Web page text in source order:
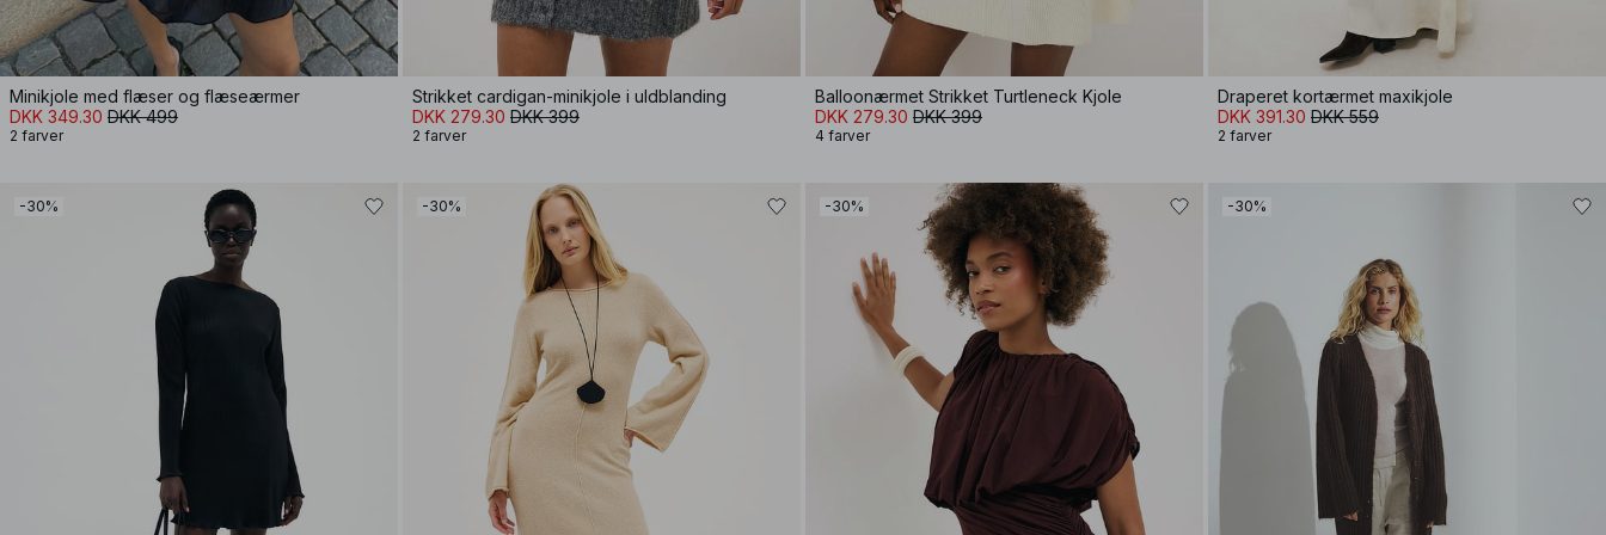
Minikjole med flæser og flæseærmer
DKK 349.30 DKK 499
2 farver
Strikket cardigan-minikjole i uldblanding
DKK 279.30 DKK 399
2 farver
Balloonærmet Strikket Turtleneck Kjole
DKK 279.30 DKK 399
4 farver
Draperet kortærmet maxikjole
DKK 391.30 DKK 559
2 farver
-30% -30% -30% -30%